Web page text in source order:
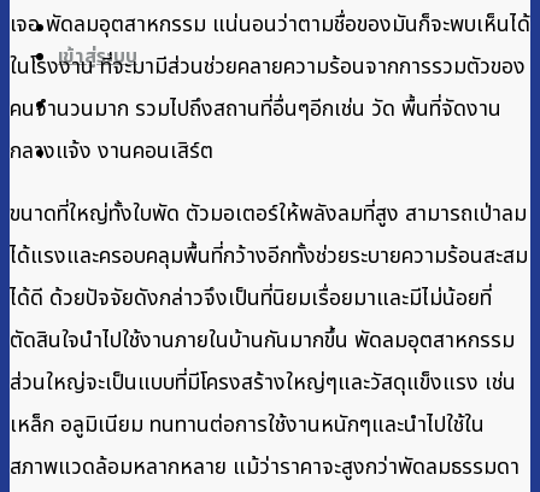
เข้าสู่ระบบ
เจอ พัดลมอุตสาหกรรม แน่นอนว่าตามชื่อของมันก็จะพบเห็นได้
ในโรงงาน ที่จะมามีส่วนช่วยคลายความร้อนจากการรวมตัวของ
คนจำนวนมาก รวมไปถึงสถานที่อื่นๆอีกเช่น วัด พื้นที่จัดงาน
กลางแจ้ง งานคอนเสิร์ต
ขนาดที่ใหญ่ทั้งใบพัด ตัวมอเตอร์ให้พลังลมที่สูง สามารถเป่าลม
ได้แรงและครอบคลุมพื้นที่กว้างอีกทั้งช่วยระบายความร้อนสะสม
ได้ดี ด้วยปัจจัยดังกล่าวจึงเป็นที่นิยมเรื่อยมาและมีไม่น้อยที่
ตัดสินใจนำไปใช้งานภายในบ้านกันมากขึ้น พัดลมอุตสาหกรรม
ส่วนใหญ่จะเป็นแบบที่มีโครงสร้างใหญ่ๆและวัสดุแข็งแรง เช่น
เหล็ก อลูมิเนียม ทนทานต่อการใช้งานหนักๆและนำไปใช้ใน
สภาพแวดล้อมหลากหลาย แม้ว่าราคาจะสูงกว่าพัดลมธรรมดา